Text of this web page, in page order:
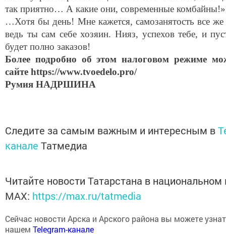
так приятно… А какие они, современные комбайны!»
…Хотя бы день! Мне кажется, самозанятость все
ведь ты сам себе хозяин. Нияз, успехов тебе, и
будет полно заказов!
Более подробно об этом налоговом режиме
сайте https://www.tvoedelo.pro/
Румия НАДРШИНА
Следите за самым важным и интересным в
канале Татмедиа
Читайте новости Татарстана в
MАХ: https://max.ru/tatmedia
Сейчас новости Арска и Арского района вы можете
нашем Telegram-канале